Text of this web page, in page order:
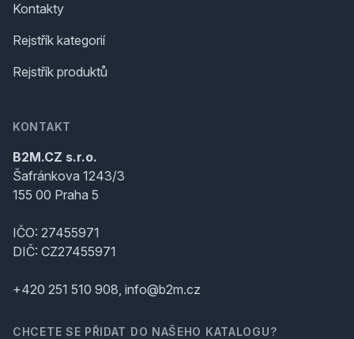
Kontakty
Rejstřík kategorií
Rejstřík produktů
KONTAKT
B2M.CZ s.r.o.
Šafránkova 1243/3
155 00 Praha 5
IČO: 27455971
DIČ: CZ27455971
+420 251 510 908, info@b2m.cz
CHCETE SE PŘIDAT DO NAŠEHO KATALOGU?